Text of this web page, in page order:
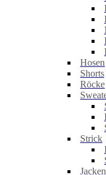
Hosen
Shorts
Röcke
Strick
Jacken